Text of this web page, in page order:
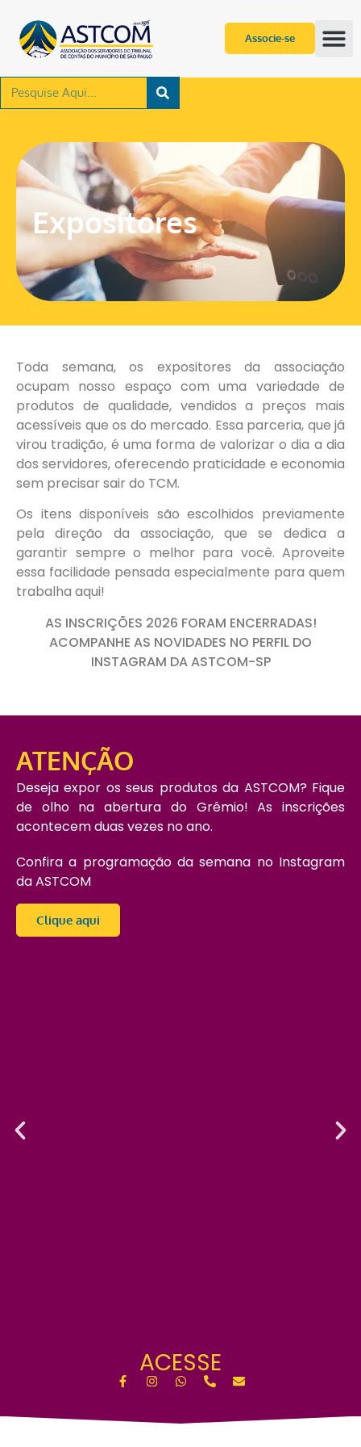
Associe-se
Expositores
Toda semana, os expositores da associação
ocupam nosso espaço com uma variedade de
produtos de qualidade, vendidos a preços mais
acessíveis que os do mercado. Essa parceria, que já
virou tradição, é uma forma de valorizar o dia a dia
dos servidores, oferecendo praticidade e economia
sem precisar sair do TCM.
Os itens disponíveis são escolhidos previamente
pela direção da associação, que se dedica a
garantir sempre o melhor para você. Aproveite
essa facilidade pensada especialmente para quem
trabalha aqui!
AS INSCRIÇÕES 2026 FORAM ENCERRADAS!
ACOMPANHE AS NOVIDADES NO PERFIL DO
INSTAGRAM DA ASTCOM-SP
ATENÇÃO
Deseja expor os seus produtos da ASTCOM? Fique
de olho na abertura do Grêmio! As inscrições
acontecem duas vezes no ano.
Confira a programação da semana no Instagram
da ASTCOM
Clique aqui
ACESSE